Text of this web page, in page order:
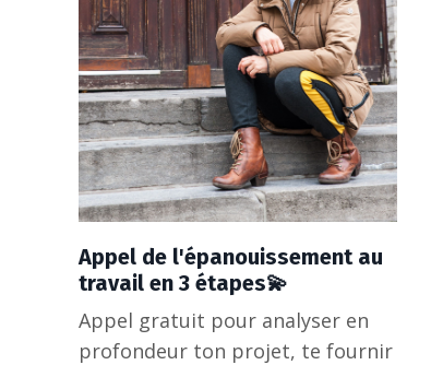
Appel de l'épanouissement au
travail en 3 étapes💫
Appel gratuit pour analyser en
profondeur ton projet, te fournir